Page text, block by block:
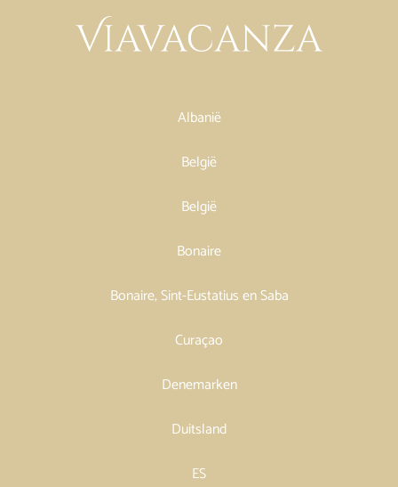
Albanië
België
België
Bonaire
Bonaire, Sint-Eustatius en Saba
Curaçao
Denemarken
Duitsland
ES